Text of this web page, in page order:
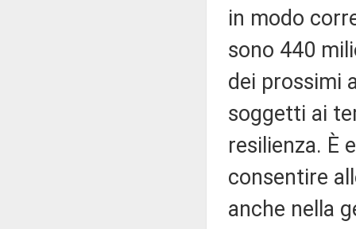
in modo
sono 440
dei prossimi
soggetti ai
resilienza. È
consentire
anche nella